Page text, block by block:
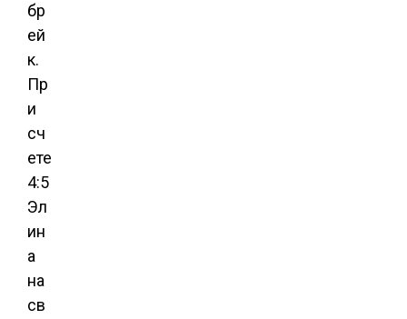
бр
ей
к.
Пр
и
сч
ете
4:5
Эл
ин
а
на
св